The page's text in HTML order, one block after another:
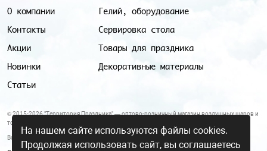
О компании
Контакты
Акции
Новинки
Статьи
Гелий, оборудование
Сервировка стола
Товары для праздника
Декоративные материалы
© 2015-2026 "Территория Праздника" — оптово-розничный магазин воздушных шаров и
товаров для праздника.
Все цены и условия, указанные на данном сайте, не являются публичной офертой.
На нашем сайте используются файлы cookies.
Продолжая использовать сайт, вы соглашаетесь